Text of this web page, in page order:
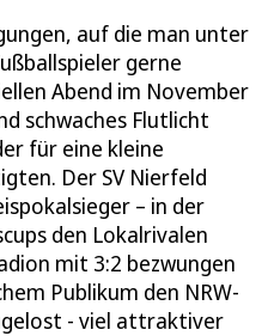
auf die man unter
gerne
Abend im November
schwaches Flutlicht
für eine kleine
Der SV Nierfeld
– in der
den Lokalrivalen
mit 3:2 bezwungen
Publikum den NRW-
- viel attraktiver